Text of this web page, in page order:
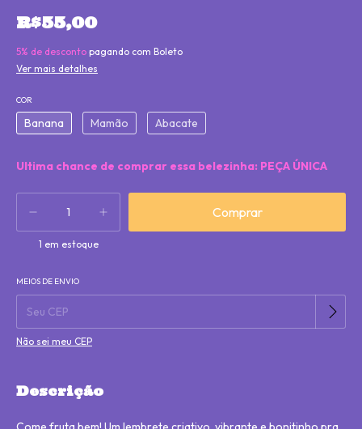
R$55,00
5% de desconto pagando com Boleto
Ver mais detalhes
COR
Banana Mamão Abacate
Ultima chance de comprar essa belezinha: PEÇA ÚNICA
1 em estoque
Entregas para o CEP:
MEIOS DE ENVIO
Não sei meu CEP
Descrição